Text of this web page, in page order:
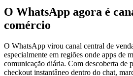
O WhatsApp agora é
comércio
O WhatsApp virou canal central de
especialmente em regiões onde apps de
comunicação diária. Com descoberta de
checkout instantâneo dentro do chat,